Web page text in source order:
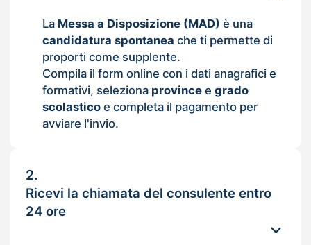
La Messa a Disposizione (MAD) è una
candidatura spontanea che ti permette di
proporti come supplente.
Compila il form online con i dati anagrafici e
formativi, seleziona provincee grado
scolasticoe completa il pagamento per
avviare l'invio.
2.
Ricevi la chiamata del consulente entro
24 ore